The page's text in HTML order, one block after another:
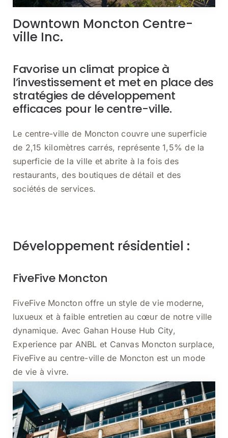
Downtown Moncton Centre-
ville Inc.
Favorise un climat propice à
l’investissement et met en place des
stratégies de développement
efficaces pour le centre-ville.
Le centre-ville de Moncton couvre une superficie
de 2,15 kilomètres carrés, représente 1,5% de la
superficie de la ville et abrite à la fois des
restaurants, des boutiques de détail et des
sociétés de services.
Développement résidentiel :
FiveFive Moncton
FiveFive Moncton offre un style de vie moderne,
luxueux et à faible entretien au cœur de notre ville
dynamique. Avec Gahan House Hub City,
Experience par ANBL et Canvas Moncton surplace,
FiveFive au centre-ville de Moncton est un mode
de vie à vivre.